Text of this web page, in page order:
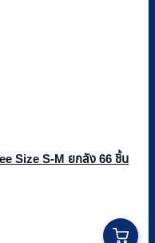
Size S-M ยกลัง 66 ชิ้น